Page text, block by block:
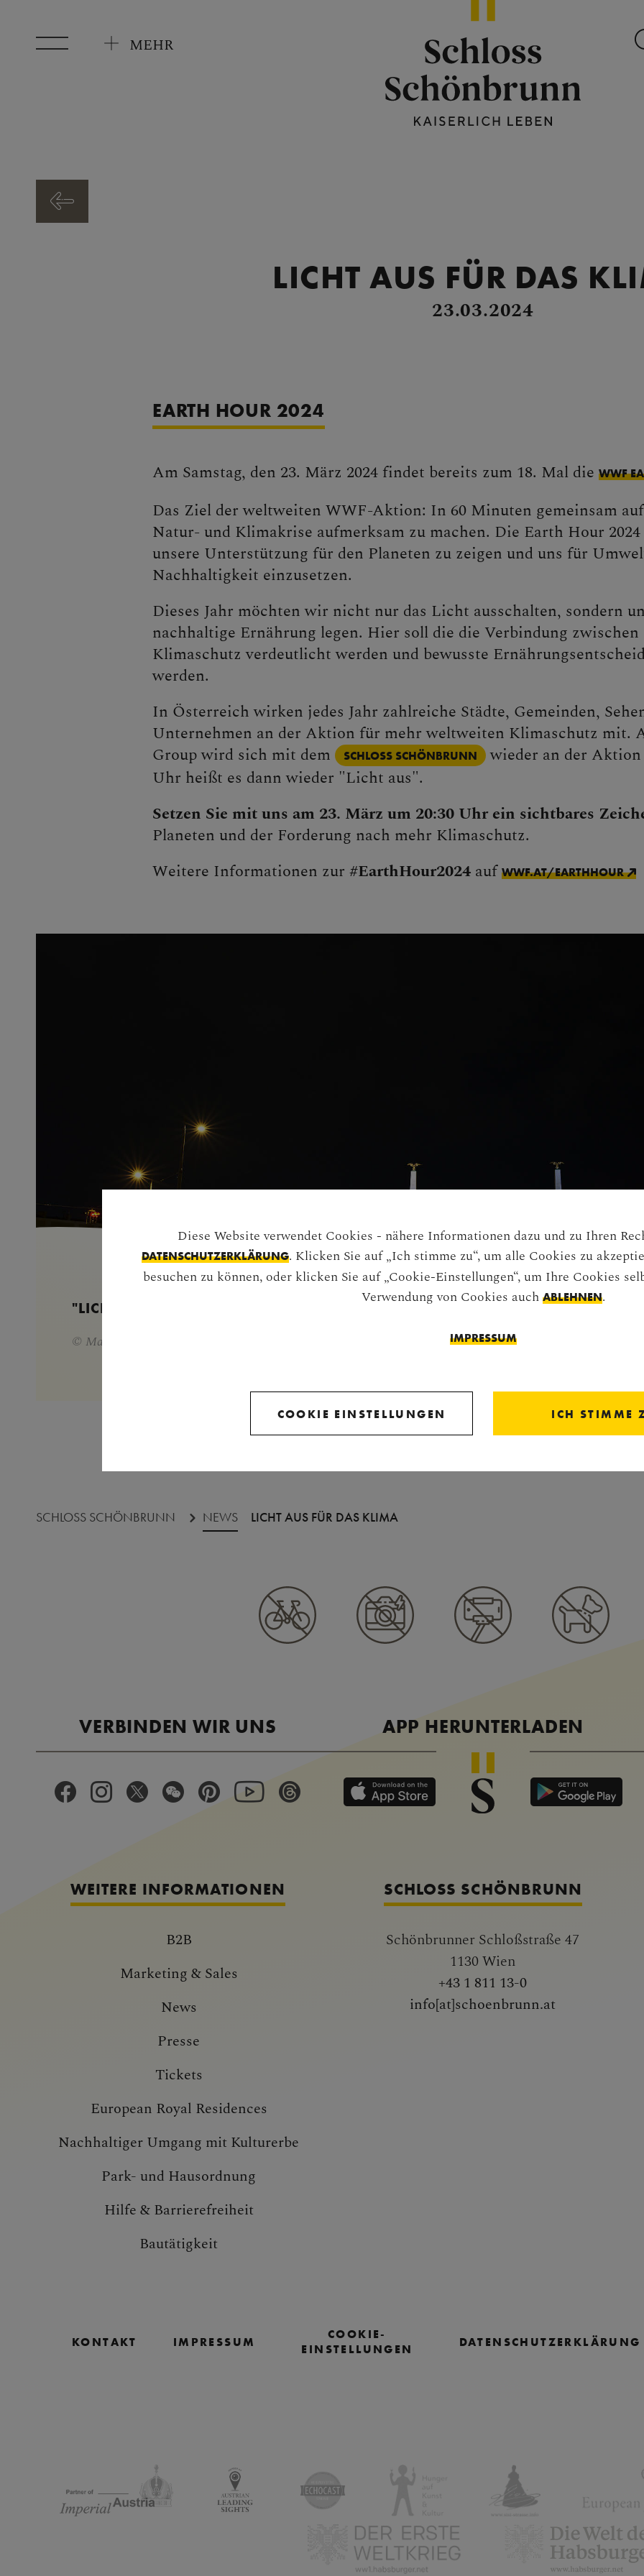
MEHR
LICHT AUS FÜR DAS
23.03.2024
EARTH HOUR 2024
Am Samstag, den 23. März 2024 findet bereits zum 18. Mal die WWF
Das Ziel der weltweiten WWF-Aktion: In 60 Minuten gemeinsam
Natur- und Klimakrise aufmerksam zu machen. Die Earth Hour
unsere Unterstützung für den Planeten zu zeigen und uns für
Nachhaltigkeit einzusetzen.
Dieses Jahr möchten wir nicht nur das Licht ausschalten, sondern
nachhaltige Ernährung legen. Hier soll die die Verbindung
Klimaschutz verdeutlicht werden und bewusste
werden.
In Österreich wirken jedes Jahr zahlreiche Städte, Gemeinden,
Unternehmen an der Aktion für mehr weltweiten Klimaschutz mit.
Group wird sich mit dem
SCHLOSS SCHÖNBRUNN
wieder an der
Uhr heißt es dann wieder "Licht aus".
Setzen Sie mit uns am 23. März um 20:30 Uhr ein sichtbares
Planeten und der Forderung nach mehr Klimaschutz.
Weitere Informationen zur #EarthHour2024 auf WWF.AT/EARTHHOUR
"LICHT AUS" IN SCHÖNBRUNN
© Martin Rapold
SCHLOSS SCHÖNBRUNN NEWS LICHT AUS FÜR DAS KLIMA
VERBINDEN WIR UNS APP HERUNTERLADEN
WEITERE INFORMATIONEN
B2B
Marketing & Sales
News
Presse
Tickets
European Royal Residences
Nachhaltiger Umgang mit Kulturerbe
Park- und Hausordnung
Hilfe & Barrierefreiheit
Bautätigkeit
SCHLOSS SCHÖNBRUNN
Schönbrunner Schloßstraße 47
1130 Wien
+43 1 811 13-0
info[at]schoenbrunn.at
KONTAKT IMPRESSUM
COOKIE-
EINSTELLUNGEN
DATENSCHUTZERKLÄRUNG
Partnerlogos überspringen
Diese Website verwendet Cookies - nähere Informationen dazu und zu Ihren
DATENSCHUTZERKLÄRUNG. Klicken Sie auf „Ich stimme zu“, um alle Cookies zu
besuchen zu können, oder klicken Sie auf „Cookie-Einstellungen“, um Ihre Cookies
Verwendung von Cookies auch ABLEHNEN.
IMPRESSUM
COOKIE EINSTELLUNGEN ICH STIMME